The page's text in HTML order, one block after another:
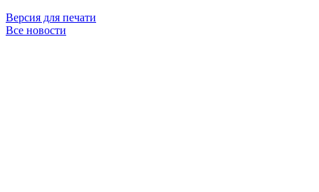
Версия для печати
Все новости